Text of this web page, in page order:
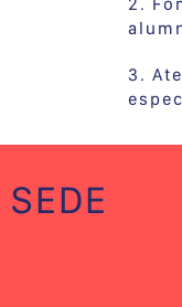
3.
SEDE